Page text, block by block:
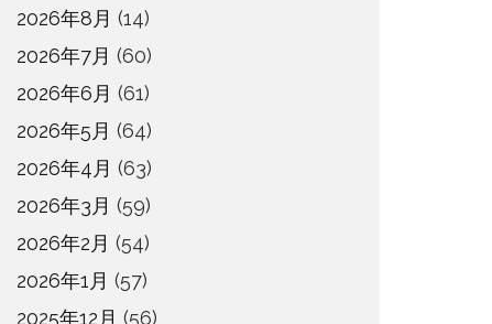
2026年8月 (14)
2026年7月 (60)
2026年6月 (61)
2026年5月 (64)
2026年4月 (63)
2026年3月 (59)
2026年2月 (54)
2026年1月 (57)
2025年12月 (56)